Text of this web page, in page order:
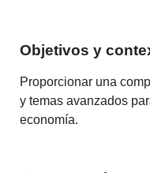
Objetivos y
Proporcionar una
y temas avanzados
economía.